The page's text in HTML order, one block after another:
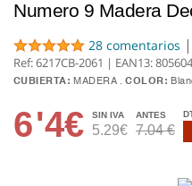
Numero 9 Madera
28 comentarios |
Ref: 6217CB-2061 | EAN13:
CUBIERTA: MADERA COLOR:
6'4€ SIN IVA
5.29€
ANTES
7.04 €